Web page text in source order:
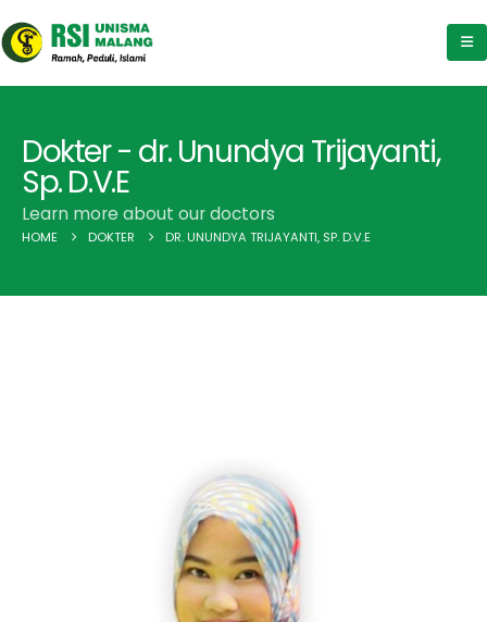
Dokter - dr. Unundya Trijayanti,
Sp. D.V.E
Learn more about our doctors
HOME DOKTER DR. UNUNDYA TRIJAYANTI, SP. D.V.E